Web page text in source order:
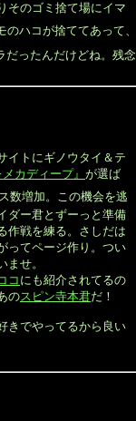
そのゴミ捨て場にイマ
のハコが捨ててあって、
だったんだけどね。残
イトにギノウタイ＆テ
メカディープ』 が選ば
数増加。この機会を逃
ダー君とずーっと準備
作戦を練る。さしだは
ってページ作り。つい
せ。
コ にも紹介されてるの
のスピン寺本君だ！
きでやってるから良い